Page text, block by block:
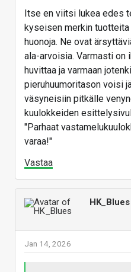
Itse en viitsi lukea edes
kyseisen merkin
huonoja. Ne ovat
ala-arvoisia. Varmasti on
huvittaa ja varmaan
pieruhuumoritason voisi
väsyneisiin pitkälle
kuulokkeiden
"Parhaat
varaa!"
Vastaa
HK_Blues
Jan 14, 2026